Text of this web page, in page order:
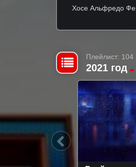
Хосе Альфредо
Плейлист: 104
2021 год